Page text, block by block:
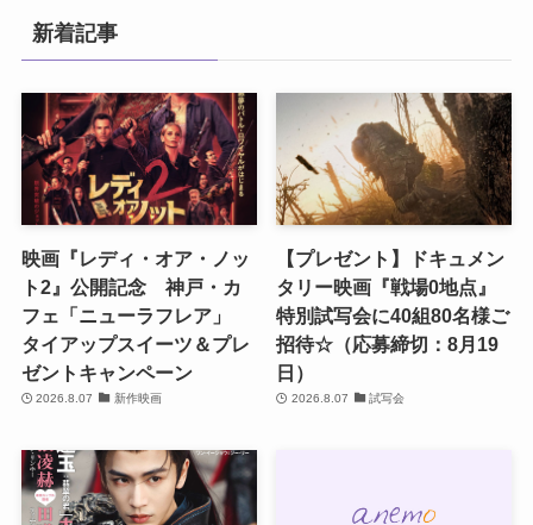
新着記事
映画『レディ・オア・ノッ
ト2』公開記念 神戸・カ
フェ「ニューラフレア」
タイアップスイーツ＆プレ
ゼントキャンペーン
2026.8.07 新作映画
【プレゼント】ドキュメン
タリー映画『戦場0地点』
特別試写会に40組80名様ご
招待☆（応募締切：8月19
日）
2026.8.07 試写会